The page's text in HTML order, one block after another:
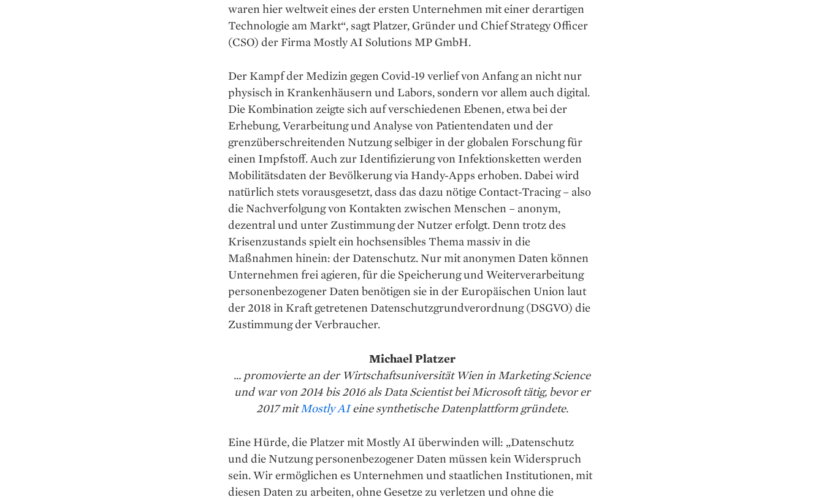
waren hier weltweit eines der ersten Unternehmen mit einer derartigen
Technologie am Markt“, sagt Platzer, Gründer und Chief ­Strategy Officer
(CSO) der Firma Mostly AI Solutions MP GmbH.
Der Kampf der Medizin gegen Covid-19 verlief von Anfang an nicht nur
physisch in Krankenhäusern und Labors, sondern vor allem auch digital.
Die Kombination zeigte sich auf verschiedenen Ebenen, etwa bei der
Erhebung, Verarbeitung und Analyse von Patientendaten und der
grenzüberschreitenden Nutzung selbiger in der globalen Forschung für
einen Impfstoff. Auch zur Identifizierung von Infektionsketten werden
Mobilitätsdaten der Bevölkerung via Handy-Apps erhoben. Dabei wird
natürlich stets vorausgesetzt, dass das dazu nötige Contact-Tracing – also
die Nachverfolgung von Kontakten zwischen Menschen – anonym,
dezentral und unter Zustimmung der Nutzer erfolgt. Denn trotz des
Krisen­zustands spielt ein hochsensibles Thema massiv in die
Maßnahmen hinein: der Datenschutz. Nur mit anonymen Daten können
Unternehmen frei agieren, für die Speicherung und Weiterverarbeitung
personenbezogener Daten benötigen sie in der Europäischen Union laut
der 2018 in Kraft getretenen Datenschutzgrundverordnung (DSGVO) die
Zustimmung der Verbraucher.
Michael Platzer
... promovierte an der Wirtschaftsuniversität Wien in Marketing Science
und war von 2014 bis 2016 als Data Scientist bei Microsoft tätig, bevor er
2017 mitMostly AIeine synthetische Datenplattform gründete.
Eine Hürde, die Platzer mit Mostly AI überwinden will: „Datenschutz
und die Nutzung personenbezogener Daten müssen kein Widerspruch
sein. Wir ermöglichen es Unternehmen und staatlichen Institutionen, mit
diesen Daten zu arbeiten, ohne Gesetze zu verletzen und ohne die